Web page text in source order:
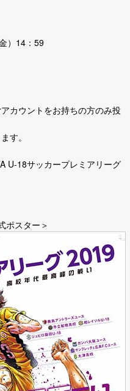
）14：59
カウントをお持ちの方のみ投
す。
U-18サッカープレミアリーグ
ポスター＞